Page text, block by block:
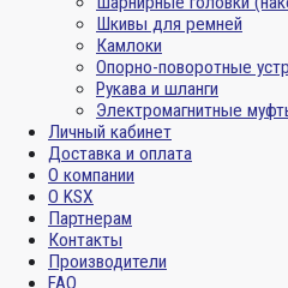
Шкивы для ремней
Камлоки
Опорно-поворотные
Рукава и шланги
Электромагнитные
Личный кабинет
Доставка и оплата
О компании
О KSX
Партнерам
Контакты
Производители
FAQ